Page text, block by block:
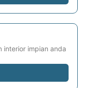
interior impian anda